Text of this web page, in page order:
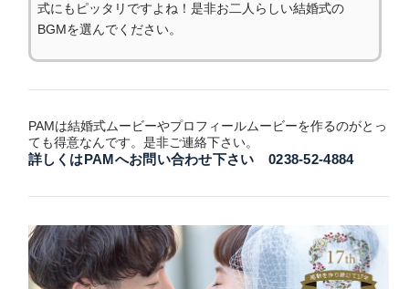
式にもピッタリですよね！是非お二人らしい結婚式の
BGMを選んでください。
PAMは結婚式ムービーやプロフィールムービーを作るのがとっ
ても得意なんです。是非ご連絡下さい。
詳しくはPAMへお問い合わせ下さい 0238-52-4884